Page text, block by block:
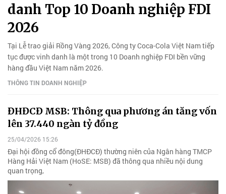
danh Top 10 Doanh nghiệp FDI
2026
Tại Lễ trao giải Rồng Vàng 2026, Công ty Coca-Cola Việt Nam tiếp
tục được vinh danh là một trong 10 Doanh nghiệp FDI bền vững
hàng đầu Việt Nam năm 2026.
THÔNG TIN DOANH NGHIỆP
ĐHĐCĐ MSB: Thông qua phương án tăng vốn
lên 37.440 ngàn tỷ đồng
25/04/2026 15:26
Đại hội đồng cổ đông(ĐHĐCĐ) thường niên của Ngân hàng TMCP
Hàng Hải Việt Nam (HoSE: MSB) đã thông qua nhiều nội dung
quan trọng,